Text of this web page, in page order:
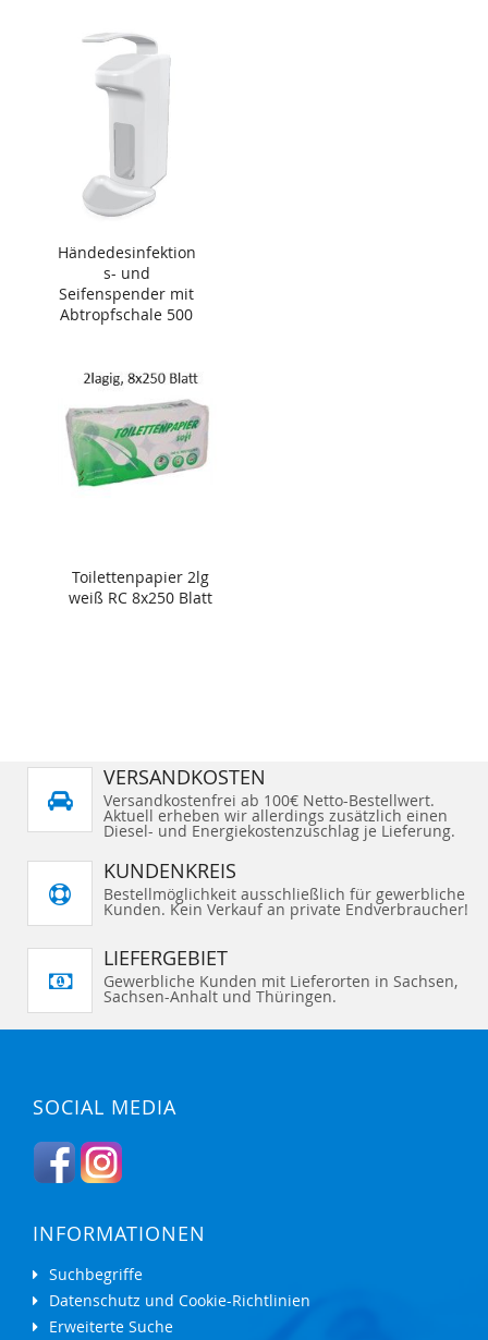
Händedesinfektion
s- und
Seifenspender mit
Abtropfschale 500
Toilettenpapier 2lg
weiß RC 8x250 Blatt
VERSANDKOSTEN
Versandkostenfrei ab 100€ Netto-Bestellwert.
Aktuell erheben wir allerdings zusätzlich einen
Diesel- und Energiekostenzuschlag je Lieferung.
KUNDENKREIS
Bestellmöglichkeit ausschließlich für gewerbliche
Kunden. Kein Verkauf an private Endverbraucher!
LIEFERGEBIET
Gewerbliche Kunden mit Lieferorten in Sachsen,
Sachsen-Anhalt und Thüringen.
SOCIAL MEDIA
INFORMATIONEN
Suchbegriffe
Datenschutz und Cookie-Richtlinien
Erweiterte Suche